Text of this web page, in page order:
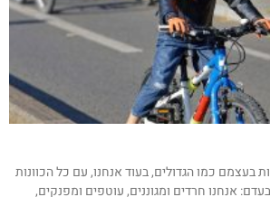
בעצמם כמו הגדולים, בעוד אנחנו, עם כל הכוונות
אנחנו חרדים ומגוננים, עוטפים ומפנקים,